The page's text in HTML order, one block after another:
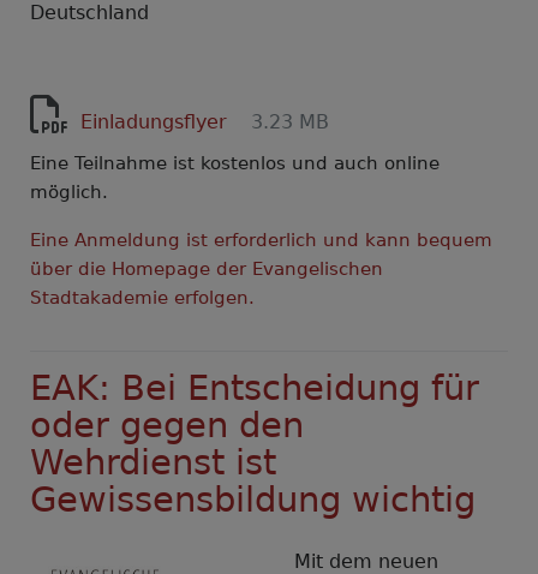
Deutschland
Einladungsflyer 3.23 MB
Eine Teilnahme ist kostenlos und auch online
möglich.
Eine Anmeldung ist erforderlich und kann bequem
über die Homepage der Evangelischen
Stadtakademie erfolgen.
EAK: Bei Entscheidung für
oder gegen den
Wehrdienst ist
Gewissensbildung wichtig
Mit dem neuen